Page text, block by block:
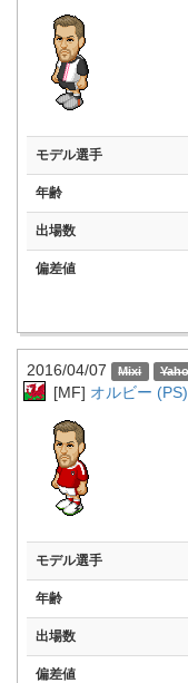
モデル選手
年齢
出場数
偏差値
2016/04/07
[MF] オルビー (PS)
モデル選手
年齢
出場数
偏差値